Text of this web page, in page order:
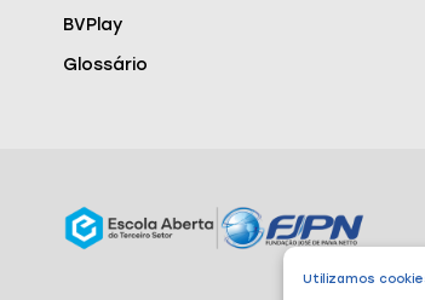
Utilizamos
BVPlay
Glossário